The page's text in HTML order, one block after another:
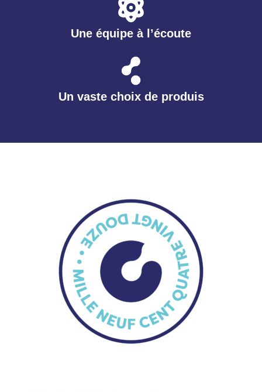
Une équipe à l’écoute
Un vaste choix de produis